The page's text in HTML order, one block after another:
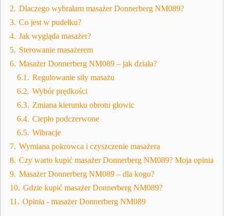
2. Dlaczego wybrałam masażer Donnerberg NM089?
3. Co jest w pudełku?
4. Jak wygląda masażer?
5. Sterowanie masażerem
6. Masażer Donnerberg NM089 – jak działa?
6.1. Regulowanie siły masażu
6.2. Wybór prędkości
6.3. Zmiana kierunku obrotu głowic
6.4. Ciepło podczerwone
6.5. Wibracje
7. Wymiana pokrowca i czyszczenie masażera
8. Czy warto kupić masażer Donnerberg NM089? Moja opinia
9. Masażer Donnerberg NM089 – dla kogo?
10. Gdzie kupić masażer Donnerberg NM089?
11. Opinia - masażer Donnerberg NM089